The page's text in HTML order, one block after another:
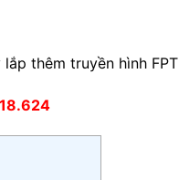
thêm truyền hình FPT